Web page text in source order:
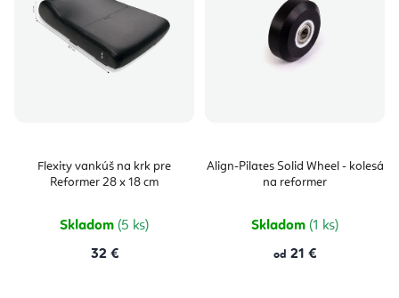
Flexity vankúš na krk pre
Reformer 28 x 18 cm
Skladom (5 ks)
32 €
Align-Pilates Solid Wheel - kolesá
na reformer
Skladom (1 ks)
od 21 €